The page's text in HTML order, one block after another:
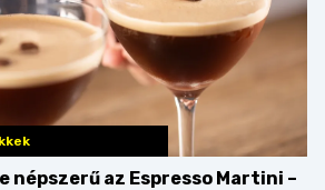
az Espresso Martini –